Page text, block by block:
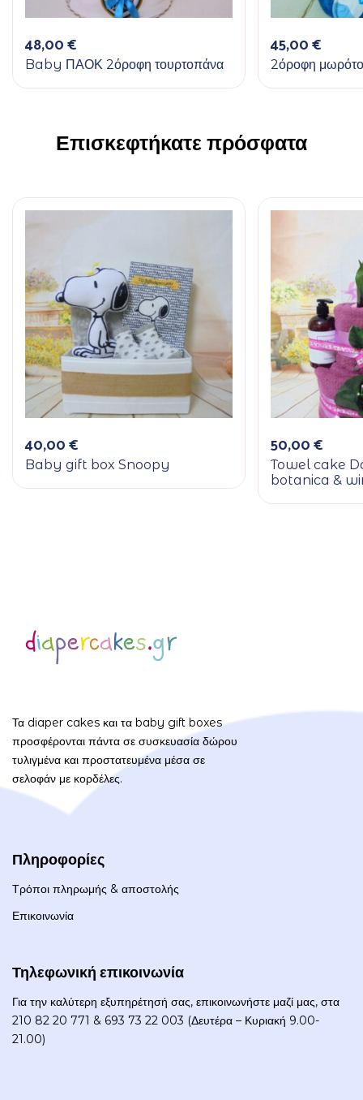
48,00€
Baby ΠΑΟΚ 2όροφη τουρτοπάνα
45,00€
2όροφη
Επισκεφτήκατε πρόσφατα
40,00€
Baby gift box Snoopy
50,00€
Towel cake
botanica &
Τα diaper cakes και τα baby gift boxes
προσφέρονται πάντα σε συσκευασία δώρου
τυλιγμένα και προστατευμένα μέσα σε
σελοφάν με κορδέλες.
Πληροφορίες
Τρόποι πληρωμής & αποστολής
Επικοινωνία
Τηλεφωνική επικοινωνία
Για την καλύτερη εξυπηρέτησή σας, επικοινωνήστε μαζί μας, στα
210 82 20 771 & 693 73 22 003 (Δευτέρα – Κυριακή 9.00-
21.00)